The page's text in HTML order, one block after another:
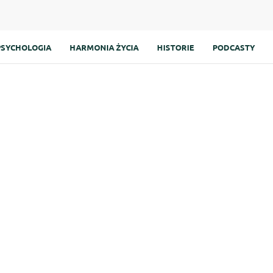
HARMONIA ŻYCIA HISTORIE PODCASTY